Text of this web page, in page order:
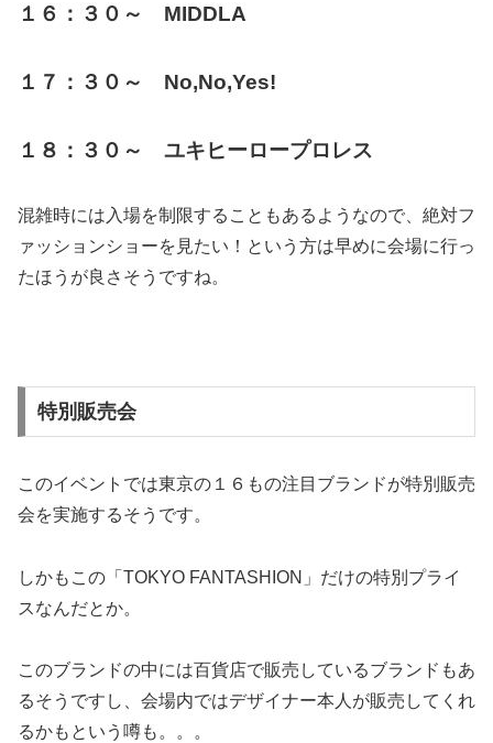
１６：３０～ MIDDLA
１７：３０～ No,No,Yes!
１８：３０～ ユキヒーロープロレス
混雑時には入場を制限することもあるようなので、絶対フ
ァッションショーを見たい！という方は早めに会場に行っ
たほうが良さそうですね。
特別販売会
このイベントでは東京の１６もの注目ブランドが特別販売
会を実施するそうです。
しかもこの「TOKYO FANTASHION」だけの特別プライ
スなんだとか。
このブランドの中には百貨店で販売しているブランドもあ
るそうですし、会場内ではデザイナー本人が販売してくれ
るかもという噂も。。。